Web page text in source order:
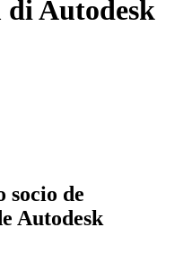
Autodesk
socio de
Autodesk